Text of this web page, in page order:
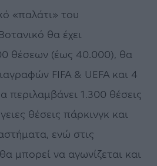
«παλάτι» του
θα έχει
θέσεων (έως 40.000), θα
FIFA & UEFA και 4
1.300 θέσεις
θέσεις πάρκινγκ και
ενώ στις
μπορεί να αγωνίζεται και